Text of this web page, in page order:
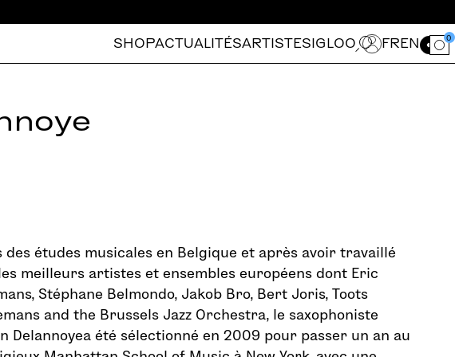
SHOPACTUALITÉSARTISTES IGLOO
Ouvrir le
FR EN 0
des études musicales en Belgique et après avoir travaillé
meilleurs artistes et ensembles européens dont Eric
Stéphane Belmondo, Jakob Bro, Bert Joris, Toots
and the Brussels Jazz Orchestra, le saxophoniste
Delannoyea été sélectionné en 2009 pour passer un an au